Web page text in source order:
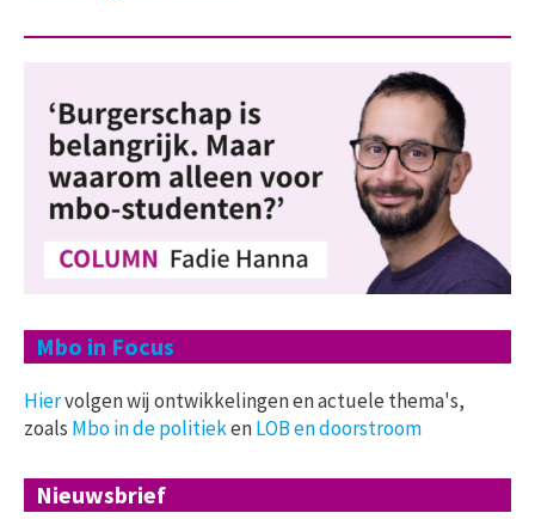
Mbo in Focus
Hiervolgen wij ontwikkelingen en actuele thema's,
zoals Mbo in de politiekenLOB en doorstroom
Nieuwsbrief